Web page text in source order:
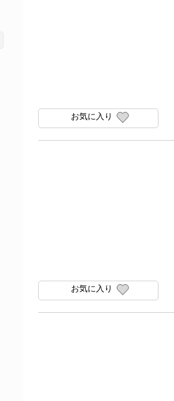
お気に入り
お気に入り